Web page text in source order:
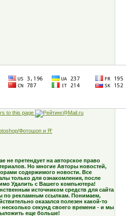
не претендует на авторское право
Но многие Авторы новостей,
содержимого новости. Все
только для ознакомления, после
Удалить с Вашего компьютера!
источником средств для сайта
по рекламным ссылкам. Понимаем,
оказался полезен какой-то
несколько секунд своего времени - и мы
еще больше!